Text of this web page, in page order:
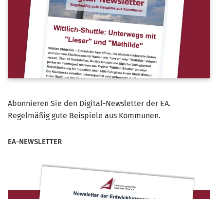
Abonnieren Sie den Digital-Newsletter der EA.
Regelmäßig gute Beispiele aus Kommunen.
EA-NEWSLETTER